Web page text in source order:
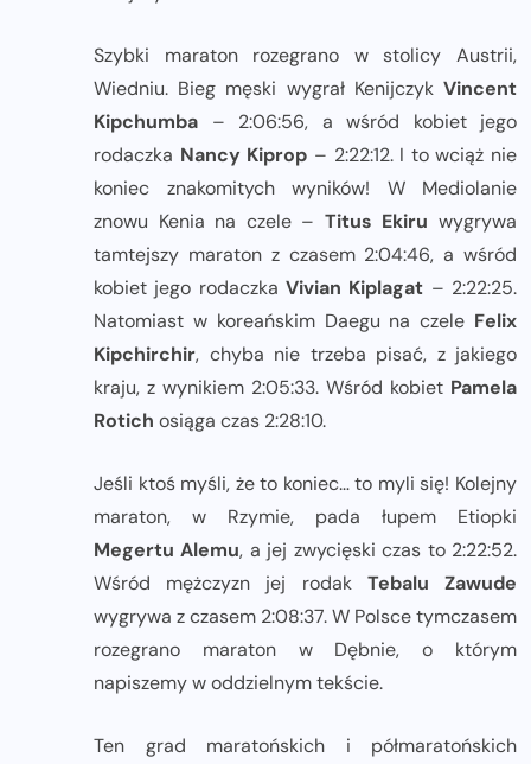
Szybki maraton rozegrano w stolicy Austrii,
Wiedniu. Bieg męski wygrał Kenijczyk Vincent
Kipchumba – 2:06:56, a wśród kobiet jego
rodaczka Nancy Kiprop – 2:22:12. I to wciąż nie
koniec znakomitych wyników! W Mediolanie
znowu Kenia na czele – Titus Ekiru wygrywa
tamtejszy maraton z czasem 2:04:46, a wśród
kobiet jego rodaczka Vivian Kiplagat – 2:22:25.
Natomiast w koreańskim Daegu na czele Felix
Kipchirchir, chyba nie trzeba pisać, z jakiego
kraju, z wynikiem 2:05:33. Wśród kobiet Pamela
Rotich osiąga czas 2:28:10.
Jeśli ktoś myśli, że to koniec… to myli się! Kolejny
maraton, w Rzymie, pada łupem Etiopki
Megertu Alemu, a jej zwycięski czas to 2:22:52.
Wśród mężczyzn jej rodak Tebalu Zawude
wygrywa z czasem 2:08:37. W Polsce tymczasem
rozegrano maraton w Dębnie, o którym
napiszemy w oddzielnym tekście.
Ten grad maratońskich i półmaratońskich